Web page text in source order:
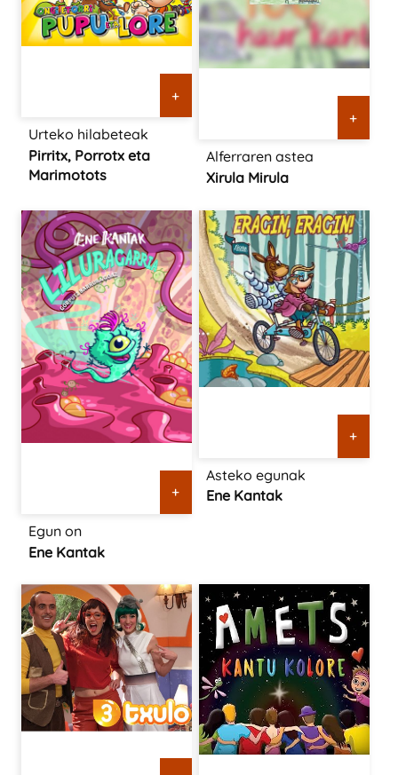
+
Urteko hilabeteak
Pirritx, Porrotx eta
Marimotots
+
Alferraren astea
Xirula Mirula
+
Egun on
Ene Kantak
+
Asteko egunak
Ene Kantak